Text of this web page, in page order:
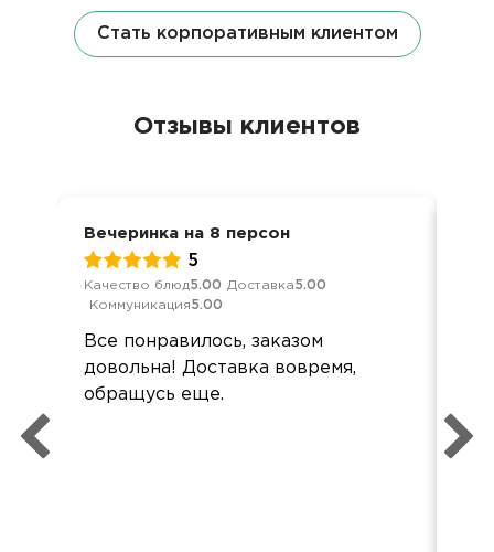
Стать корпоративным клиентом
Отзывы клиентов
Вечеринка на 8 персон
5
Качество блюд5.00 Доставка5.00
Коммуникация5.00
Все понравилось, заказом
довольна! Доставка вовремя,
обращусь еще.